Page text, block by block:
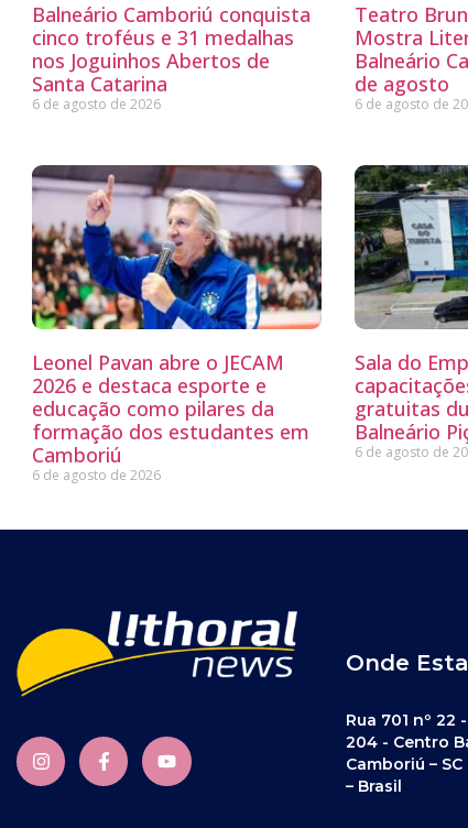
Balneário Camboriú conquista
cinco troféus e 31 medalhas
nos Joguinhos Abertos de
Santa Catarina
6 de agosto de 2026
Teatro
Mostra
Balneário
de agosto
6 de agosto de
Leonel Pavan abre o JECAM
2026 e destaca esporte e
educação como pilares da
formação dos estudantes em
Camboriú
6 de agosto de 2026
Sala do
gratuitas
Balneário
6 de agosto de
Onde
Rua 701 nº 22
204 - Centro
Camboriú – SC
– Brasil